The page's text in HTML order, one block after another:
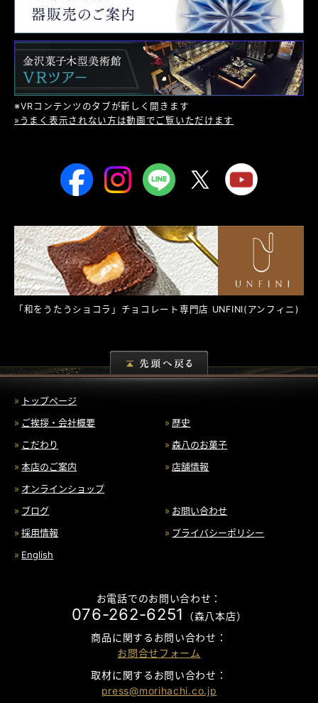
※VRコンテンツのタブが新しく開きます
»うまく表示されない方は動画でご覧いただけます
「和をうたうショコラ」チョコレート専門店 UNFINI(アンフィニ)
トップページ
ご挨拶・会社概要
歴史
こだわり
森八のお菓子
本店のご案内
店舗情報
オンラインショップ
ブログ
お問い合わせ
採用情報
プライバシーポリシー
English
お電話でのお問い合わせ：
076-262-6251
（森八本店）
商品に関するお問い合わせ：
お問合せフォーム
取材に関するお問い合わせ：
press@morihachi.co.jp